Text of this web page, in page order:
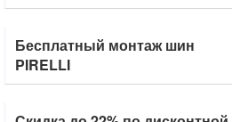
Бесплатный монтаж шин
PIRELLI